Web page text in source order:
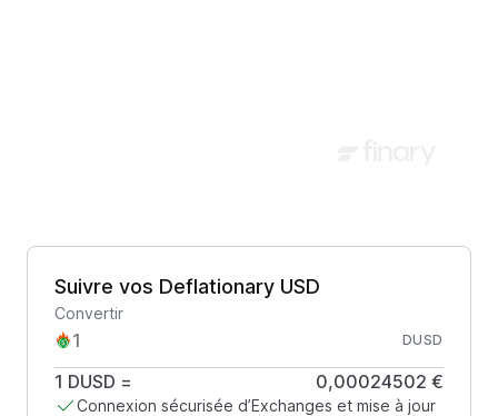
Suivre vos Deflationary USD
Convertir
DUSD
1 DUSD = 0,00024502 €
Connexion sécurisée d’Exchanges et mise à jour